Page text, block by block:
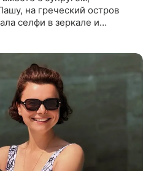
на греческий остров
селфи в зеркале и